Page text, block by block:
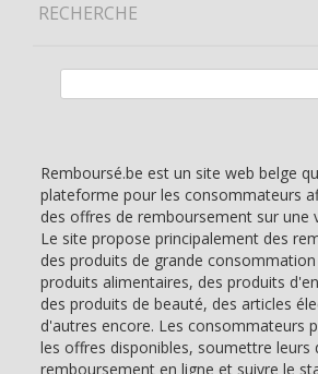
RECHERCHE
Remboursé.be est un site web belge
plateforme pour les consommateurs
des offres de remboursement sur une
Le site propose principalement des
des produits de grande
produits alimentaires, des produits
des produits de beauté, des articles
d'autres encore. Les consommateurs
les offres disponibles, soumettre leurs
remboursement en ligne et suivre le